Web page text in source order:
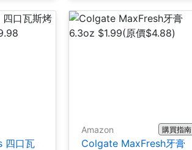
四口瓦
Amazon 購買指南
Colgate MaxFresh牙膏